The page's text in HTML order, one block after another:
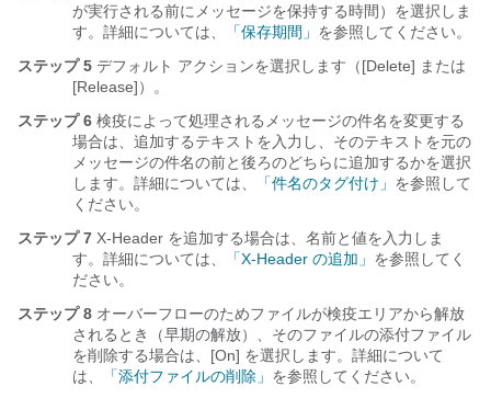
が実行される前にメッセージを保持する時間）を選択しま
す。詳細については、
「保存期間」 を参照してください。
ステップ 5 デフォルト アクションを選択します（[Delete] または
[Release]）。
ステップ 6 検疫によって処理されるメッセージの件名を変更する
場合は、追加するテキストを入力し、そのテキストを元の
メッセージの件名の前と後ろのどちらに追加するかを選択
します。詳細については、
「件名のタグ付け」 を参照して
ください。
ステップ 7 X-Header を追加する場合は、名前と値を入力しま
す。詳細については、
「X-Header の追加」 を参照してく
ださい。
ステップ 8 オーバーフローのためファイルが検疫エリアから解放
されるとき（早期の解放）、そのファイルの添付ファイル
を削除する場合は、[On] を選択します。詳細について
は、
「添付ファイルの削除」 を参照してください。